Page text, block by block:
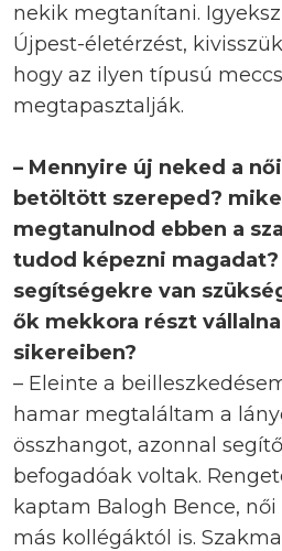
nekik megtanítani.
Újpest-életérzést,
hogy az ilyen típusú
megtapasztalják.
– Mennyire új neked a
betöltött szereped?
megtanulnod ebben a
tudod képezni
segítségekre van
ők mekkora részt
sikereiben?
– Eleinte a
hamar megtaláltam a
összhangot, azonnal
befogadóak voltak.
kaptam Balogh Bence,
más kollégáktól is.